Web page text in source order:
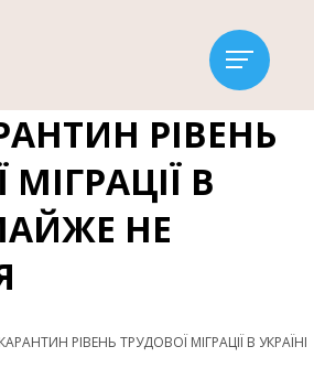
РІВЕНЬ
В
НЕ
РІВЕНЬ ТРУДОВОЇ МІГРАЦІЇ В УКРАЇНІ